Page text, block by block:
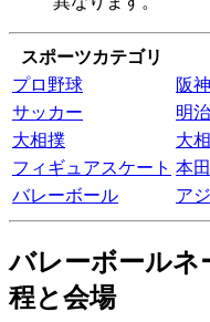
スポーツカテゴリ
プロ野球
阪
サッカー
明
大相撲
大
フィギュアスケート 本
バレーボール
ア
バレーボールネ
程と会場